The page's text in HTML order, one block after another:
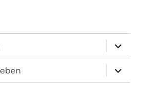
öffnen
öffnen